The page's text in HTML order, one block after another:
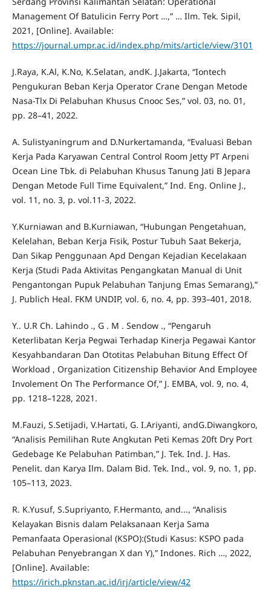
Management Of Batulicin Ferry Port …,” … Ilm. Tek. Sipil,
2021, [Online]. Available:
https://journal.umpr.ac.id/index.php/mits/article/view/3101
J.Raya, K.Al, K.No, K.Selatan, andK. J.Jakarta, “Iontech
Pengukuran Beban Kerja Operator Crane Dengan Metode
Nasa-Tlx Di Pelabuhan Khusus Cnooc Ses,” vol. 03, no. 01,
pp. 28–41, 2022.
A. Sulistyaningrum and D.Nurkertamanda, “Evaluasi Beban
Kerja Pada Karyawan Central Control Room Jetty PT Arpeni
Ocean Line Tbk. di Pelabuhan Khusus Tanung Jati B Jepara
Dengan Metode Full Time Equivalent,” Ind. Eng. Online J.,
vol. 11, no. 3, p. vol.11-3, 2022.
Y.Kurniawan and B.Kurniawan, “Hubungan Pengetahuan,
Kelelahan, Beban Kerja Fisik, Postur Tubuh Saat Bekerja,
Dan Sikap Penggunaan Apd Dengan Kejadian Kecelakaan
Kerja (Studi Pada Aktivitas Pengangkatan Manual di Unit
Pengantongan Pupuk Pelabuhan Tanjung Emas Semarang),”
J. Publich Heal. FKM UNDIP, vol. 6, no. 4, pp. 393–401, 2018.
Y.. U.R Ch. Lahindo ., G . M . Sendow ., “Pengaruh
Keterlibatan Kerja Pegwai Terhadap Kinerja Pegawai Kantor
Kesyahbandaran Dan Ototitas Pelabuhan Bitung Effect Of
Workload , Organization Citizenship Behavior And Employee
Involement On The Performance Of,” J. EMBA, vol. 9, no. 4,
pp. 1218–1228, 2021.
M.Fauzi, S.Setijadi, V.Hartati, G. I.Ariyanti, andG.Diwangkoro,
“Analisis Pemilihan Rute Angkutan Peti Kemas 20ft Dry Port
Gedebage Ke Pelabuhan Patimban,” J. Tek. Ind. J. Has.
Penelit. dan Karya Ilm. Dalam Bid. Tek. Ind., vol. 9, no. 1, pp.
105–113, 2023.
R. K.Yusuf, S.Supriyanto, F.Hermanto, and..., “Analisis
Kelayakan Bisnis dalam Pelaksanaan Kerja Sama
Pemanfaata Operasional (KSPO):(Studi Kasus: KSPO pada
Pelabuhan Penyebrangan X dan Y),” Indones. Rich …, 2022,
[Online]. Available:
https://irich.pknstan.ac.id/irj/article/view/42